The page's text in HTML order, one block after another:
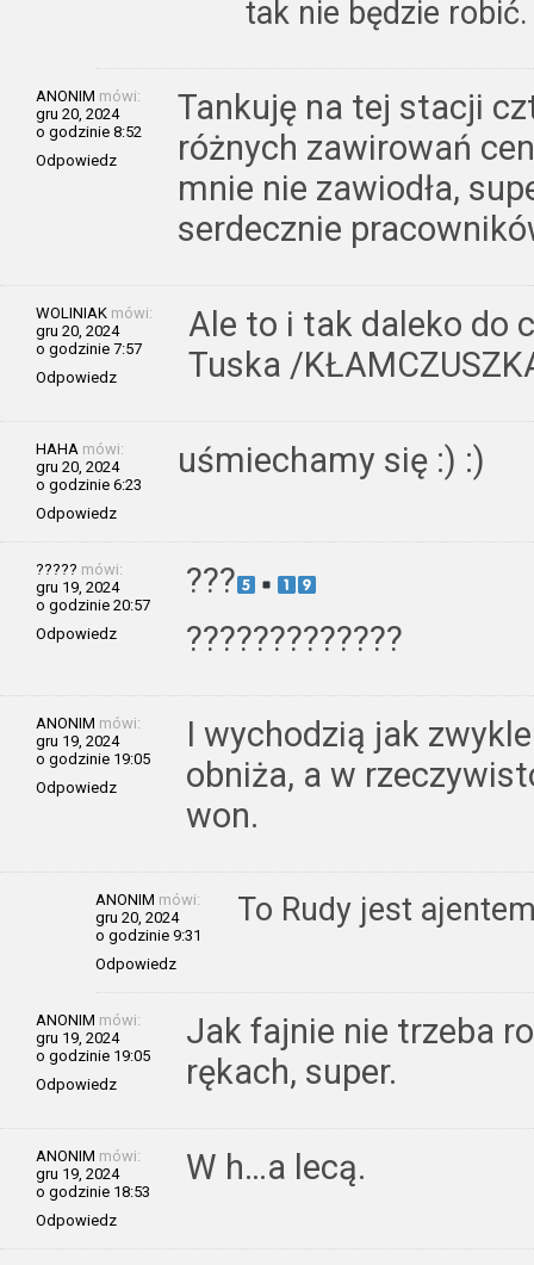
tak nie będzie
ANONIM mówi:
gru 20, 2024
o godzinie 8:52
Odpowiedz
Tankuję na tej stacji
różnych zawirowań
mnie nie zawiodła,
serdecznie
WOLINIAK mówi:
gru 20, 2024
o godzinie 7:57
Odpowiedz
Ale to i tak daleko do
Tuska /
HAHA mówi:
gru 20, 2024
o godzinie 6:23
Odpowiedz
uśmiechamy się :) :)
????? mówi:
gru 19, 2024
o godzinie 20:57
Odpowiedz
???
?????????????
ANONIM mówi:
gru 19, 2024
o godzinie 19:05
Odpowiedz
I wychodzią jak
obniża, a w
won.
ANONIM mówi:
gru 20, 2024
o godzinie 9:31
Odpowiedz
To Rudy jest
ANONIM mówi:
gru 19, 2024
o godzinie 19:05
Odpowiedz
Jak fajnie nie trzeba
rękach, super.
ANONIM mówi:
gru 19, 2024
o godzinie 18:53
Odpowiedz
W h…a lecą.